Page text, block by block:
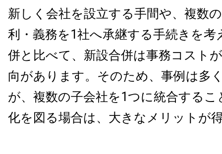
新しく会社を設立する手間や、複数
利・義務を1社へ承継する手続きを考
併と比べて、新設合併は事務コスト
向があります。そのため、事例は多
が、複数の子会社を1つに統合するこ
化を図る場合は、大きなメリットが